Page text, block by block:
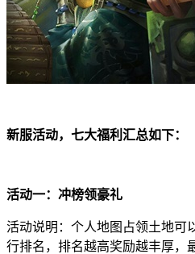
新服活动，七大福利汇总如下：
活动一：冲榜领豪礼
活动说明：个人地图占领土地可
行排名，排名越高奖励越丰厚，